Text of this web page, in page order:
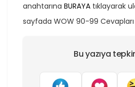
anahtarına BURAYA tıklayarak
sayfada WOW 90-99
Bu yazıya